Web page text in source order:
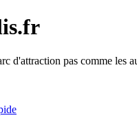
d'attraction pas comme les